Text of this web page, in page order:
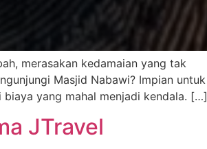
merasakan kedamaian yang tak
Masjid Nabawi? Impian untuk
biaya yang mahal menjadi kendala. […]
JTravel